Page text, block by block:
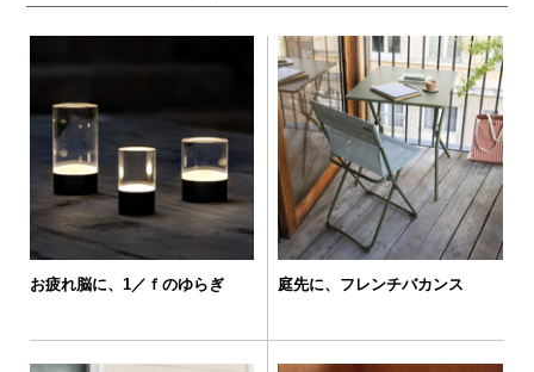
お疲れ脳に、1／ｆのゆらぎ 庭先に、フレンチバカンス